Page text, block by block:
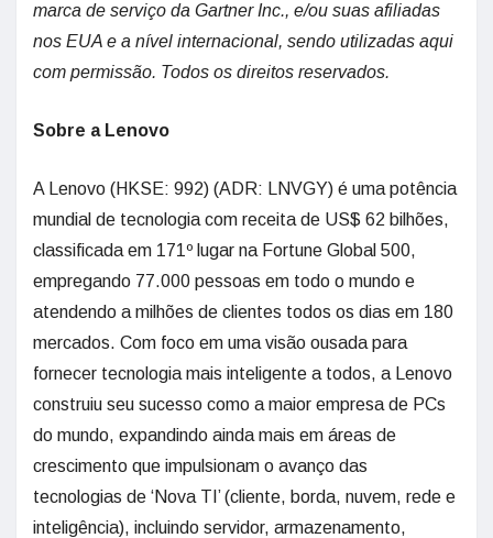
marca de serviço da Gartner Inc., e/ou suas afiliadas
nos EUA e a nível internacional, sendo utilizadas aqui
com permissão. Todos os direitos reservados.
Sobre a Lenovo
A Lenovo (HKSE: 992) (ADR: LNVGY) é uma potência
mundial de tecnologia com receita de US$ 62 bilhões,
classificada em 171º lugar na Fortune Global 500,
empregando 77.000 pessoas em todo o mundo e
atendendo a milhões de clientes todos os dias em 180
mercados. Com foco em uma visão ousada para
fornecer tecnologia mais inteligente a todos, a Lenovo
construiu seu sucesso como a maior empresa de PCs
do mundo, expandindo ainda mais em áreas de
crescimento que impulsionam o avanço das
tecnologias de ‘Nova TI’ (cliente, borda, nuvem, rede e
inteligência), incluindo servidor, armazenamento,